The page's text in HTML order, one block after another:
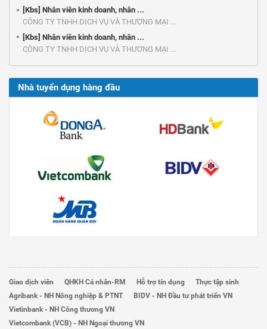
[Kbs] Nhân viên kinh doanh, nhân ...
CÔNG TY TNHH DỊCH VỤ VÀ THƯƠNG MẠI ...
[Kbs] Nhân viên kinh doanh, nhân ...
CÔNG TY TNHH DỊCH VỤ VÀ THƯƠNG MẠI ...
Nhà tuyển dụng hàng đầu
Giao dịch viên QHKH Cá nhân-RM Hỗ trợ tín dụng
Thực tập sinh
Agribank - NH Nông nghiệp & PTNT
BIDV - NH Đầu tư phát triển VN
Vietinbank - NH Công thương VN
Vietcombank (VCB) - NH Ngoại thương VN